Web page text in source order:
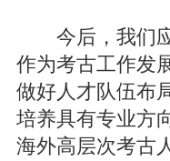
今后，我们应
作为考古工作发
做好人才队伍布
培养具有专业方
海外高层次考古